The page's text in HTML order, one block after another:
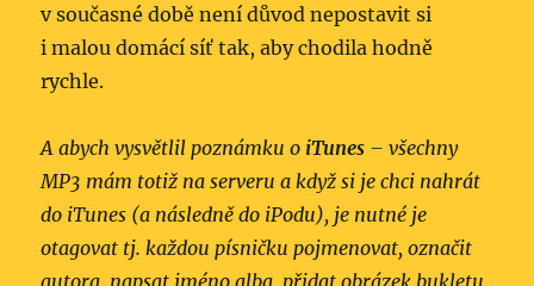
v současné době není důvod nepostavit si
i malou domácí síť tak, aby chodila hodně
rychle.
A abych vysvětlil poznámku o iTunes – všechny
MP3 mám totiž na serveru a když si je chci nahrát
do iTunes (a následně do iPodu), je nutné je
otagovat tj. každou písničku pojmenovat, označit
autora, napsat jméno alba, přidat obrázek bukletu